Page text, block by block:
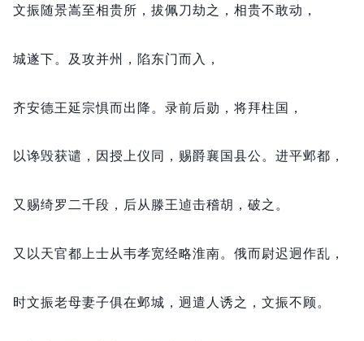
文振随景嵩至相贵所， 拔佩刀劫之， 相贵不敢动，
城遂下。 及攻并州， 陷东门而入，
齐安德王延宗惧而出降。 录前后勋， 将拜柱国，
以谗毁获谴， 因授上仪同， 赐爵襄国县公。 进平邺都，
又赐绮罗二千段， 后从滕王逌击稽胡， 破之。
又以天官都上士从韦孝宽经略淮南。 俄而尉迟迥作乱，
时文振老母妻子俱在邺城， 迥遣人诱之， 文振不顾。